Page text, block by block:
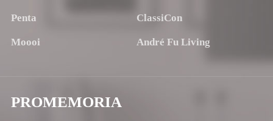
Penta ClassiCon
Moooi André Fu Living
PROMEMORIA